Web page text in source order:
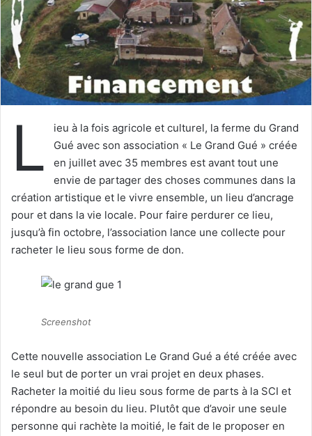
n
c
o
u
r
i
e
L
ieu à la fois agricole et culturel, la ferme du Grand
Gué avec son association « Le Grand Gué » créée
en juillet avec 35 membres est avant tout une
envie de partager des choses communes dans la
création artistique et le vivre ensemble, un lieu d’ancrage
pour et dans la vie locale. Pour faire perdurer ce lieu,
jusqu’à fin octobre, l’association lance une collecte pour
racheter le lieu sous forme de don.
Screenshot
Cette nouvelle association Le Grand Gué a été créée avec
le seul but de porter un vrai projet en deux phases.
Racheter la moitié du lieu sous forme de parts à la SCI et
répondre au besoin du lieu. Plutôt que d’avoir une seule
personne qui rachète la moitié, le fait de le proposer en